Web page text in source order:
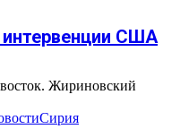
США
Жириновский
Сирия